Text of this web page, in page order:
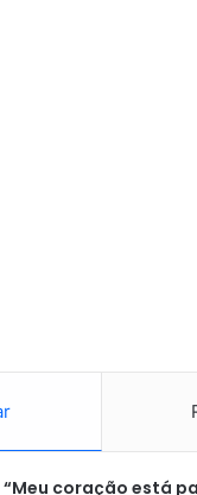
“Meu coração está